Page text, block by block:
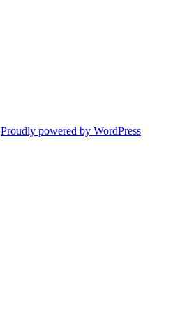
Proudly powered by WordPress